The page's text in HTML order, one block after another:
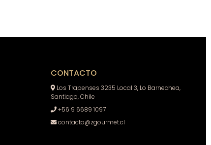
CONTACTO
Los Trapenses 3235 Local 3, Lo Barnechea,
Santiago, Chile
+56 9 6689 1097
contacto@zgourmet.cl